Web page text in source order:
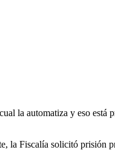
la automatiza y eso está
la Fiscalía solicitó prisión